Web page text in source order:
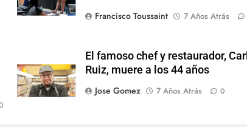
Francisco Toussaint
7 Años Atrás
El famoso chef y restaurador, Carl
Ruiz, muere a los 44 años
Jose Gomez
7 Años Atrás 0